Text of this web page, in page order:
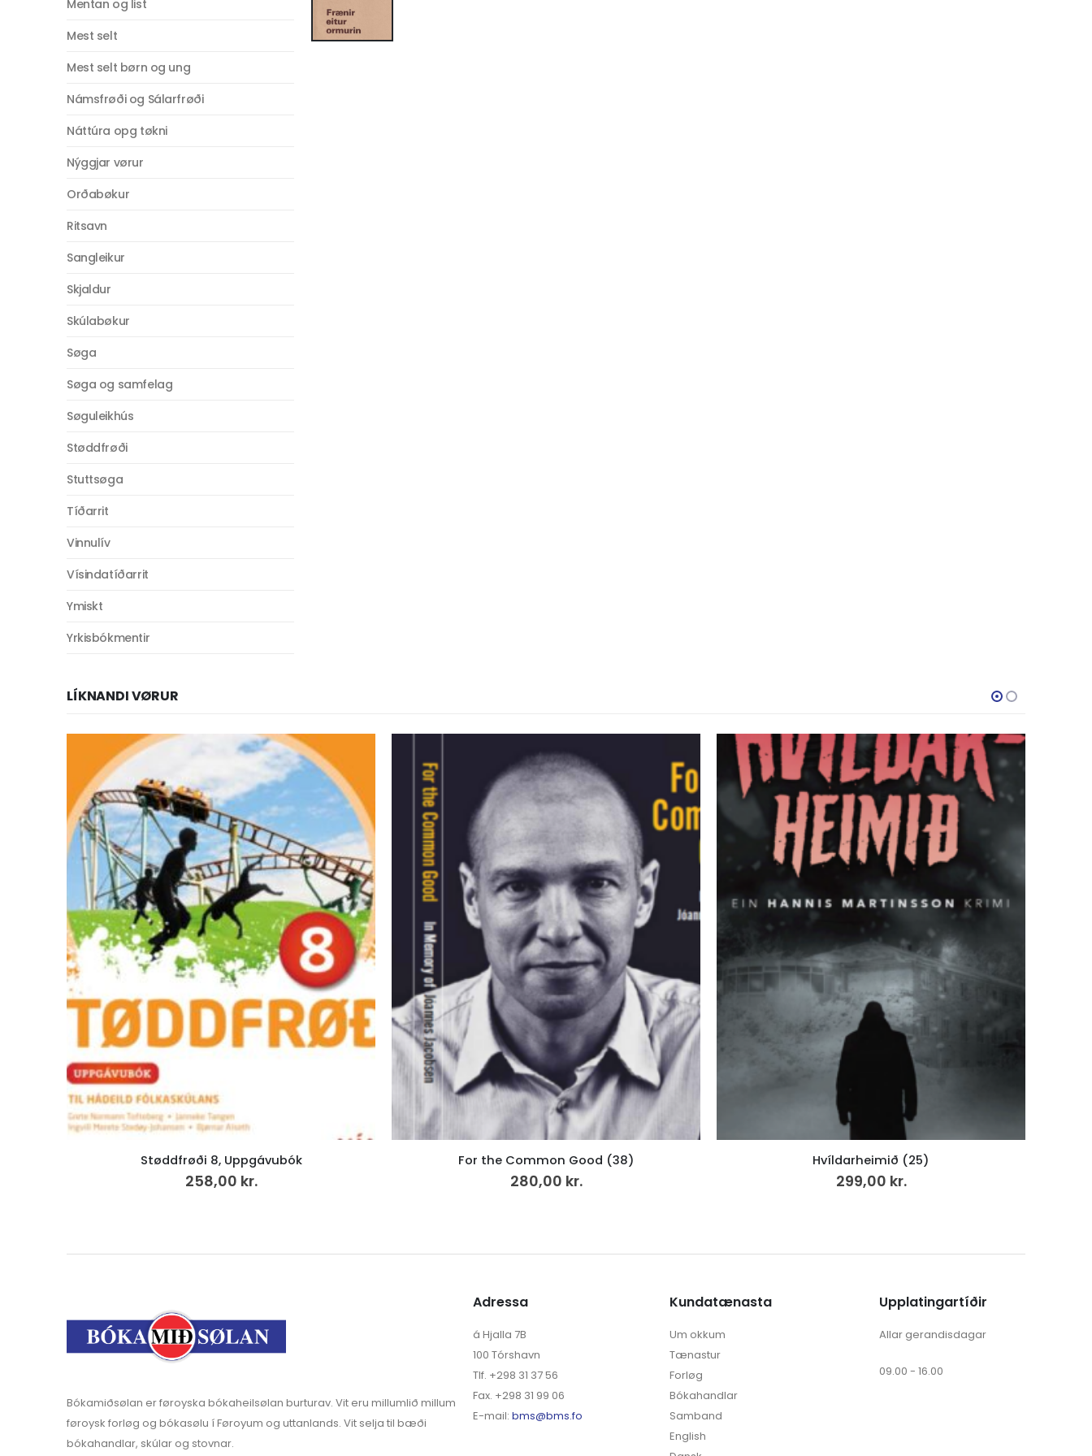
Mentan og list
Mest selt
Mest selt børn og ung
Námsfrøði og Sálarfrøði
Náttúra opg tøkni
Nýggjar vørur
Orðabøkur
Ritsavn
Sangleikur
Skjaldur
Skúlabøkur
Søga
Søga og samfelag
Søguleikhús
Støddfrøði
Stuttsøga
Tíðarrit
Vinnulív
Vísindatíðarrit
Ymiskt
Yrkisbókmentir
LÍKNANDI VØRUR
For the Common Good (38)
280,00 kr.
Hvíldarheimið (25)
299,00 kr.
Vencil nr. 21 /2023
250,00 kr.
Bókamiðsølan er føroyska bókaheilsølan burturav. Vit eru millumlið millum
føroysk forløg og bókasølu í Føroyum og uttanlands. Vit selja til bæði
bókahandlar, skúlar og stovnar.
Adressa
á Hjalla 7B
100 Tórshavn
Tlf. +298 31 37 56
Fax. +298 31 99 06
E-mail: bms@bms.fo
Kundatænasta
Um okkum
Tænastur
Forløg
Bókahandlar
Samband
English
Upplatingartíðir
Allar gerandisdagar
09.00 - 16.00